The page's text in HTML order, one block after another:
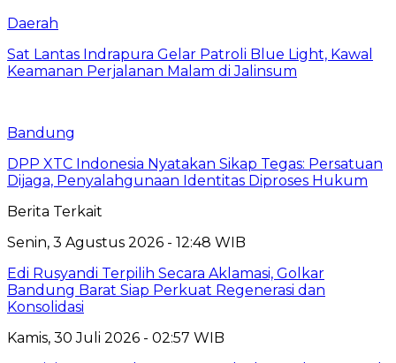
Daerah
Sat Lantas Indrapura Gelar Patroli Blue Light, Kawal
Keamanan Perjalanan Malam di Jalinsum
Bandung
DPP XTC Indonesia Nyatakan Sikap Tegas: Persatuan
Dijaga, Penyalahgunaan Identitas Diproses Hukum
Berita Terkait
Senin, 3 Agustus 2026 - 12:48 WIB
Edi Rusyandi Terpilih Secara Aklamasi, Golkar
Bandung Barat Siap Perkuat Regenerasi dan
Konsolidasi
Kamis, 30 Juli 2026 - 02:57 WIB